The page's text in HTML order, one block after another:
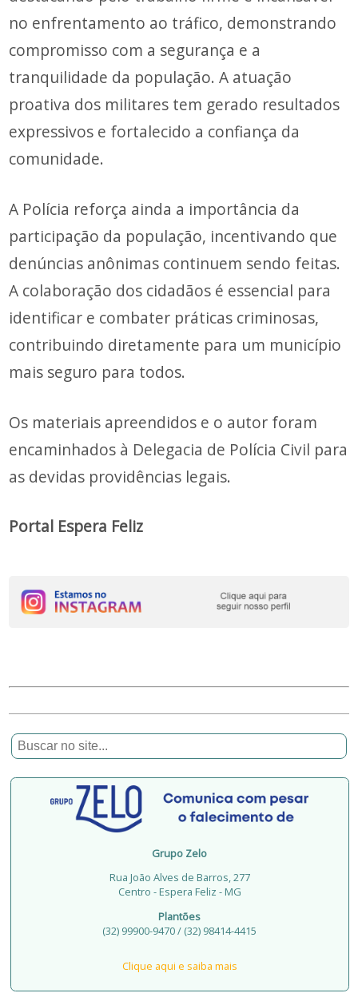
no enfrentamento ao tráfico, demonstrando
compromisso com a segurança e a
tranquilidade da população. A atuação
proativa dos militares tem gerado resultados
expressivos e fortalecido a confiança da
comunidade.
A Polícia reforça ainda a importância da
participação da população, incentivando que
denúncias anônimas continuem sendo feitas.
A colaboração dos cidadãos é essencial para
identificar e combater práticas criminosas,
contribuindo diretamente para um município
mais seguro para todos.
Os materiais apreendidos e o autor foram
encaminhados à Delegacia de Polícia Civil para
as devidas providências legais.
Portal Espera Feliz
Grupo Zelo
Rua João Alves de Barros, 277
Centro - Espera Feliz - MG
Plantões
(32) 99900-9470 / (32) 98414-4415
Clique aqui e saiba mais